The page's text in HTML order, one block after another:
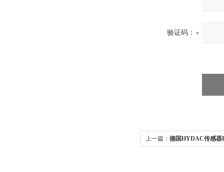
验证码：
上一篇： 德国HYDAC传感器